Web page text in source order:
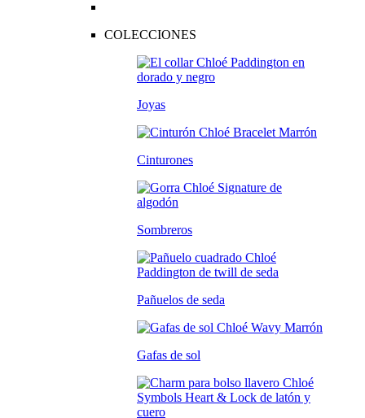
COLECCIONES
Joyas
Cinturones
Sombreros
Pañuelos de seda
Gafas de sol